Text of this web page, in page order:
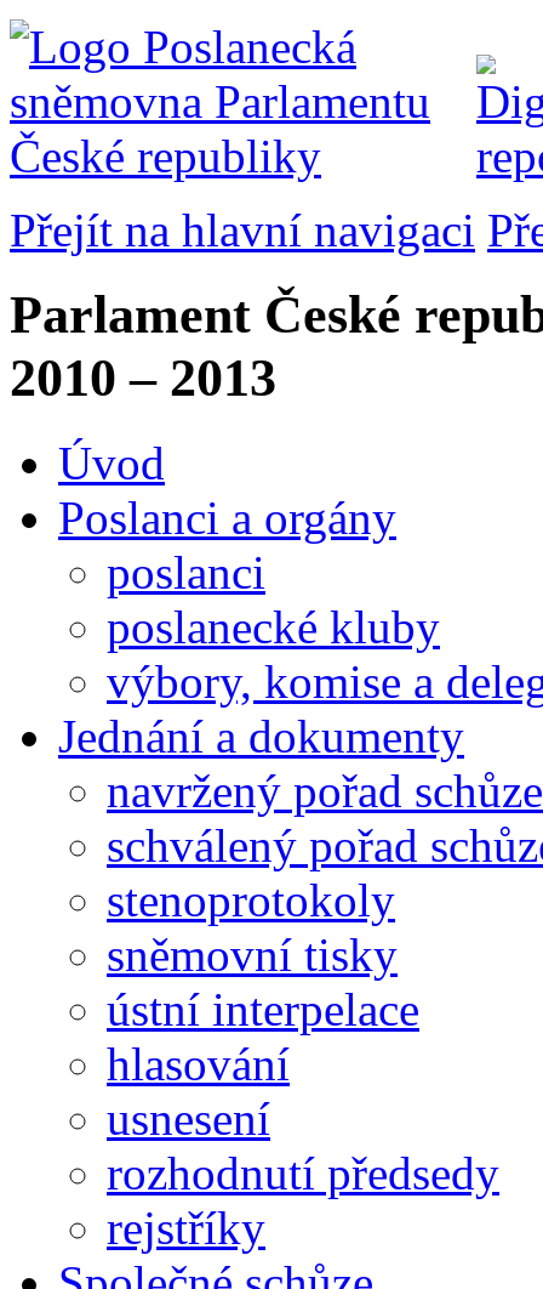
Přejít na hlavní navigaci
Parlament České
2010 – 2013
Úvod
Poslanci a orgány
poslanci
poslanecké kluby
výbory, komise a
Jednání a dokumenty
navržený pořad schůze
schválený pořad
stenoprotokoly
sněmovní tisky
ústní interpelace
hlasování
usnesení
rozhodnutí předsedy
rejstříky